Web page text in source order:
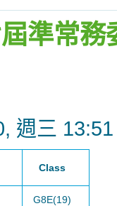
準常務
週三 13:51
Class
G8E(19)